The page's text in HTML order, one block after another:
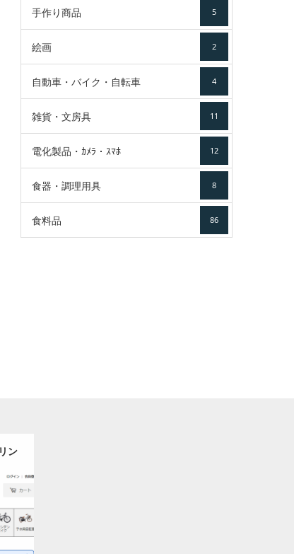
手作り商品 5
絵画 2
自動車・バイク・自転車 4
雑貨・文房具 11
電化製品・ｶﾒﾗ・ｽﾏﾎ 12
食器・調理用具 8
食料品 86
ン
ン